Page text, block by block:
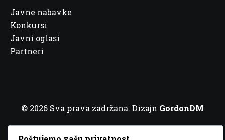
Javne nabavke
Konkursi
Javni oglasi
Partneri
© 2026 Sva prava zadržana. Dizajn GordonDM